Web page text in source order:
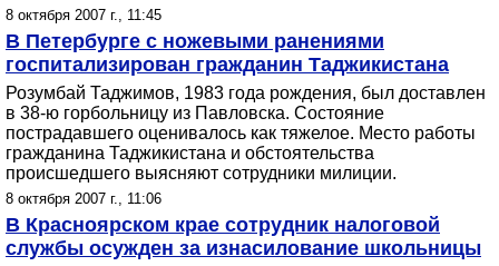
8 октября 2007 г., 11:45
В Петербурге с ножевыми ранениями
госпитализирован гражданин Таджикистана
Розумбай Таджимов, 1983 года рождения, был доставлен
в 38-ю горбольницу из Павловска. Состояние
пострадавшего оценивалось как тяжелое. Место работы
гражданина Таджикистана и обстоятельства
происшедшего выясняют сотрудники милиции.
8 октября 2007 г., 11:06
В Красноярском крае сотрудник налоговой
службы осужден за изнасилование школьницы